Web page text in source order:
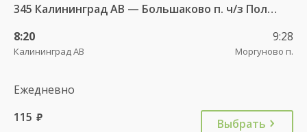
345 Калининград АВ — Большаково п. ч/з Полесск г.
8:20
Калининград АВ
9:28
Моргуново п.
Ежедневно
115 руб. Выбрать